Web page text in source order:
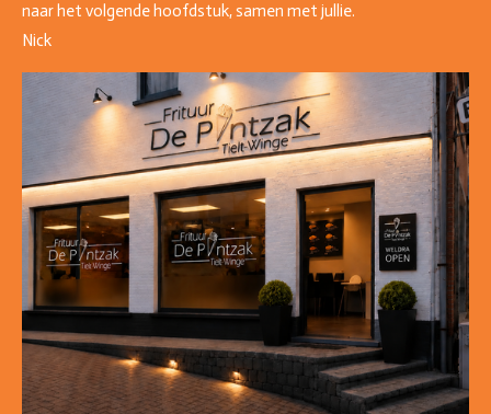
naar het volgende hoofdstuk, samen met jullie.
Nick